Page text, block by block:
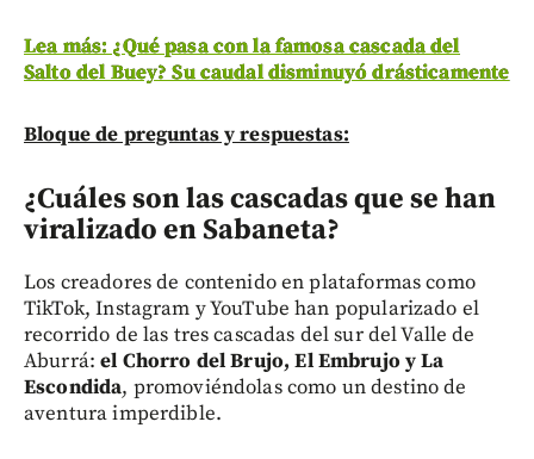
Lea más: ¿Qué pasa con la famosa cascada del
Salto del Buey? Su caudal disminuyó drásticamente
Bloque de preguntas y respuestas:
¿Cuáles son las cascadas que se han
viralizado en Sabaneta?
Los creadores de contenido en plataformas como
TikTok, Instagram y YouTube han popularizado el
recorrido de las tres cascadas del sur del Valle de
Aburrá:el Chorro del Brujo, El Embrujo y La
Escondida, promoviéndolas como un destino de
aventura imperdible.